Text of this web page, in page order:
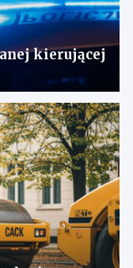
kierującej